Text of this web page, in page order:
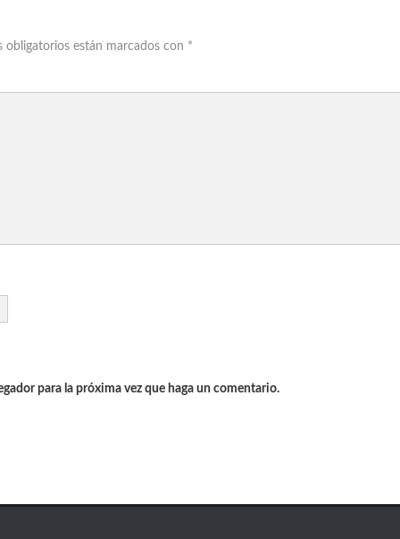
obligatorios están marcados con *
para la próxima vez que haga un comentario.